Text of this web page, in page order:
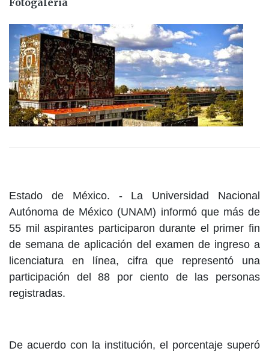
Fotogalería
Estado de México. - La Universidad Nacional
Autónoma de México (UNAM) informó que más de
55 mil aspirantes participaron durante el primer fin
de semana de aplicación del examen de ingreso a
licenciatura en línea, cifra que representó una
participación del 88 por ciento de las personas
registradas.
De acuerdo con la institución, el porcentaje superó